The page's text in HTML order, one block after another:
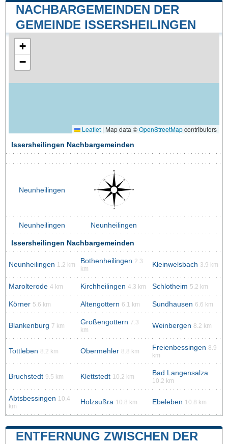
NACHBARGEMEINDEN DER
GEMEINDE ISSERSHEILINGEN
+
−
Leaflet | Map data ©OpenStreetMapcontributors
Issersheilingen Nachbargemeinden
Neunheilingen
Neunheilingen Neunheilingen
Issersheilingen Nachbargemeinden
Neunheilingen 1.2 km Bothenheilingen 2.3
km
Kleinwelsbach 3.9 km
Marolterode 4 km Kirchheilingen 4.3 km Schlotheim 5.2 km
Körner 5.6 km Altengottern 6.1 km Sundhausen 6.6 km
Blankenburg 7 km Großengottern 7.3
km
Weinbergen 8.2 km
Tottleben 8.2 km Obermehler 8.8 km Freienbessingen 8.9
km
Bruchstedt 9.5 km Klettstedt 10.2 km Bad Langensalza
10.2 km
Abtsbessingen 10.4
km
Holzsußra 10.8 km Ebeleben 10.8 km
ENTFERNUNG ZWISCHEN DER